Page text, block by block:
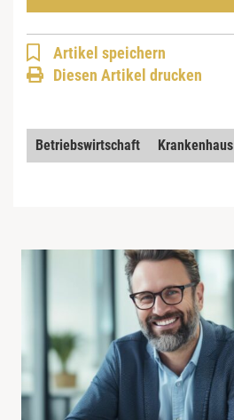
Artikel speichern
Diesen Artikel drucken
Betriebswirtschaft Krankenhaus